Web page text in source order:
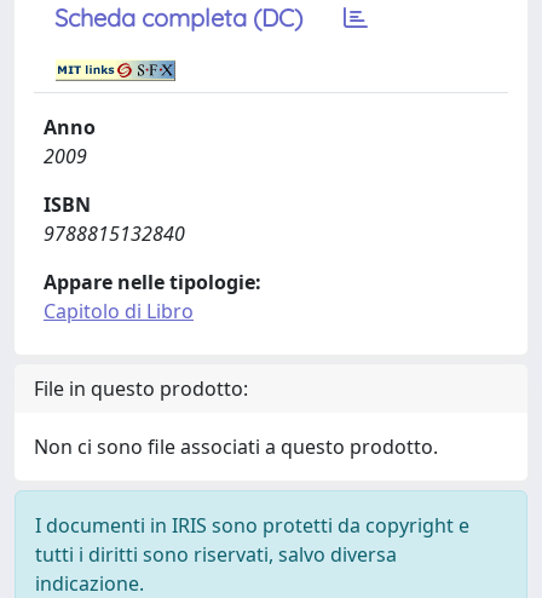
Scheda completa (DC)
Anno
2009
ISBN
9788815132840
Appare nelle tipologie:
Capitolo di Libro
File in questo prodotto:
Non ci sono file associati a questo prodotto.
I documenti in IRIS sono protetti da copyright e
tutti i diritti sono riservati, salvo diversa
indicazione.